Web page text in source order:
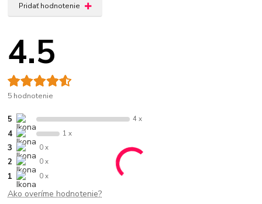
Pridať hodnotenie
4.5
5 hodnotenie
5 4 x
4 1 x
3 0 x
2 0 x
1 0 x
Ako overíme hodnotenie?